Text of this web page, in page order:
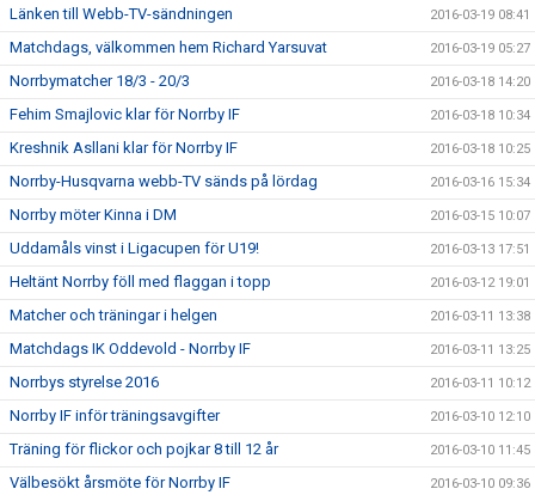
Länken till Webb-TV-sändningen 2016-03-19 08:41
Matchdags, välkommen hem Richard Yarsuvat 2016-03-19 05:27
Norrbymatcher 18/3 - 20/3 2016-03-18 14:20
Fehim Smajlovic klar för Norrby IF 2016-03-18 10:34
Kreshnik Asllani klar för Norrby IF 2016-03-18 10:25
Norrby-Husqvarna webb-TV sänds på lördag 2016-03-16 15:34
Norrby möter Kinna i DM 2016-03-15 10:07
Uddamåls vinst i Ligacupen för U19! 2016-03-13 17:51
Heltänt Norrby föll med flaggan i topp 2016-03-12 19:01
Matcher och träningar i helgen 2016-03-11 13:38
Matchdags IK Oddevold - Norrby IF 2016-03-11 13:25
Norrbys styrelse 2016 2016-03-11 10:12
Norrby IF inför träningsavgifter 2016-03-10 12:10
Träning för flickor och pojkar 8 till 12 år 2016-03-10 11:45
Välbesökt årsmöte för Norrby IF 2016-03-10 09:36